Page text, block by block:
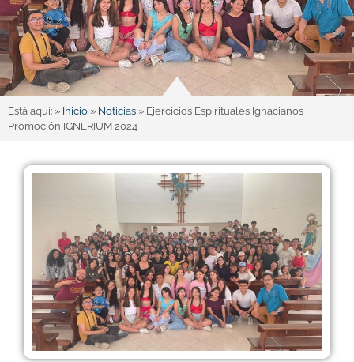
Está aquí: » Inicio » Noticias » Ejercicios Espirituales Ignacianos
Promoción IGNERIUM 2024